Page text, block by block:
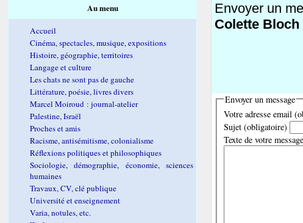
Envoyer un
Colette Bloch
Envoyer un message
Votre adresse email
Sujet (obligatoire)
Texte de votre
Au menu
Accueil
Cinéma, spectacles, musique, expositions
Histoire, géographie, territoires
Langage et culture
Les chats ne sont pas de gauche
Littérature, poésie, livres divers
Marcel Moiroud : journal-atelier
Palestine, Israël
Proches et amis
Racisme, antisémitisme, colonialisme
Réflexions politiques et philosophiques
Sociologie, démographie, économie, sciences
humaines
Travaux, CV, clé publique
Université et enseignement
Varia, notules, etc.